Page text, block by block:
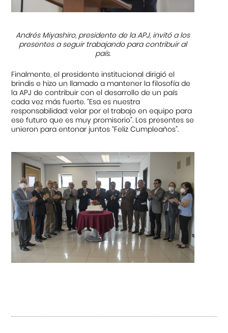
Andrés Miyashiro, presidente de la APJ, invitó a los
presentes a seguir trabajando para contribuir al
país.
Finalmente, el presidente institucional dirigió el
brindis e hizo un llamado a mantener la filosofía de
la APJ de contribuir con el desarrollo de un país
cada vez más fuerte. “Esa es nuestra
responsabilidad: velar por el trabajo en equipo para
ese futuro que es muy promisorio”. Los presentes se
unieron para entonar juntos “Feliz Cumpleaños”.